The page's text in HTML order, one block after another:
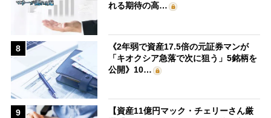
れる期待の高…
8
《2年弱で資産17.5倍の元証券マンが
「キオクシア急落で次に狙う」5銘柄を
公開》10…
9
【資産11億円マック・チェリーさん厳